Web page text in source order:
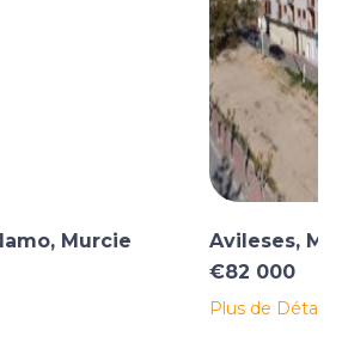
Murcie
Avileses,
€82 000
Plus de Détails